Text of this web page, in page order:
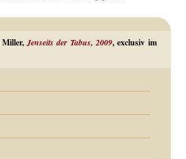
Miller,Jenseits der Tabus, 2009, exclusiv im